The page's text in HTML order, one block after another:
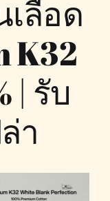
ลือด
K32
| รับ
า